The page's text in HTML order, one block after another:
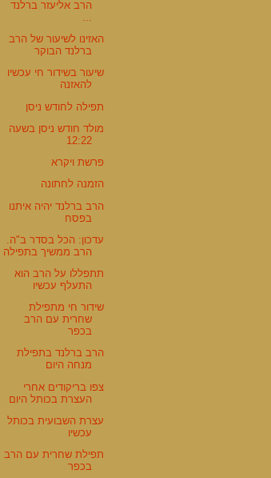
הרב אליעזר ברלנד
...
האזינו לשיעור של הרב
ברלנד הבוקר
שיעור בשידור חי עכשיו
להאזנה
תפילה לחודש ניסן
מולד חודש ניסן בשעה
12:22
פרשת ויקרא
הזמנה לחתונה
הרב ברלנד יהיה איתנו
בפסח
עדכון: הכל בסדר ב"ה.
הרב ממשיך בתפילה
תתפללו על הרב הוא
התעלף עכשיו
שידור חי מתפילת
שחרית עם הרב
בכפר
הרב ברלנד בתפילת
מנחה היום
צפו בריקודים אחרי
העצרת בכותל היום
עצרת השבועית בכותל
עכשיו
תפילת שחרית עם הרב
בכפר